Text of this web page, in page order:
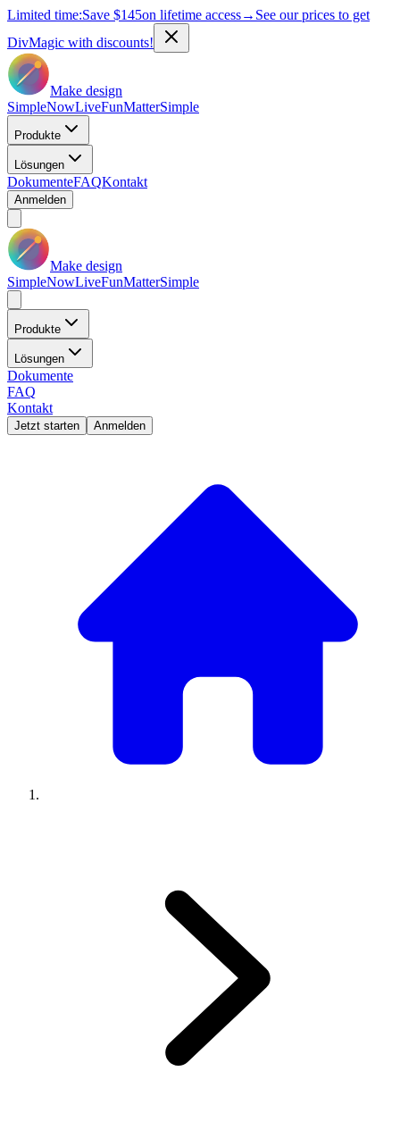
Limited time:Save $145on lifetime access→ See our prices to get
DivMagic with discounts!
Make design
SimpleNowLiveFunMatterSimple
Produkte
Lösungen
DokumenteFAQKontakt
Anmelden
Make design
SimpleNowLiveFunMatterSimple
Produkte
Lösungen
Dokumente
FAQ
Kontakt
Jetzt starten Anmelden